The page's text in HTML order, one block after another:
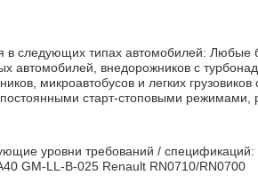
в следующих типах автомобилей:
автомобилей, внедорожников с
микроавтобусов и легких
постоянными старт-стоповыми
уровни требований /
GM-LL-B-025 Renault RN0710/RN0700